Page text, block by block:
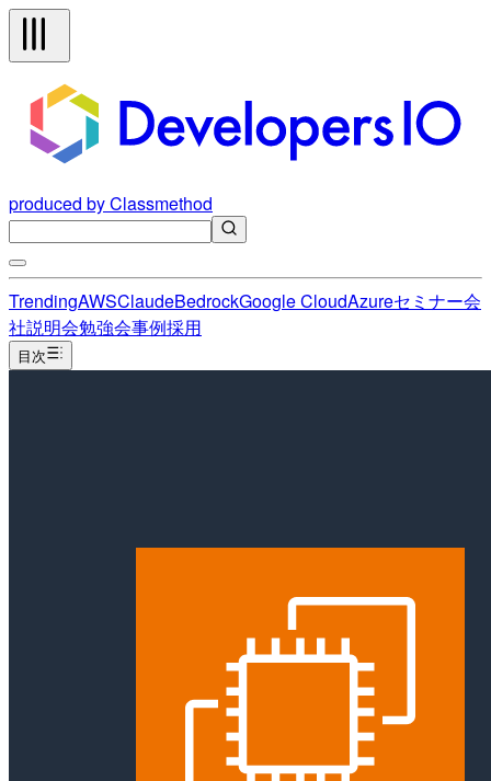
produced by Classmethod
TrendingAWSClaudeBedrockGoogle CloudAzureセミナー会
社説明会勉強会事例採用
目次